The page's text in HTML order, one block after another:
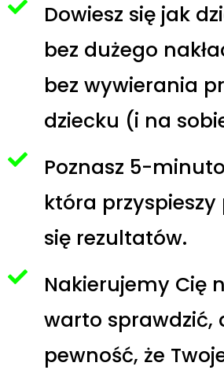
Dowiesz się jak
bez dużego
bez wywierania
dziecku (i na
Poznasz 5-
która
się rezultatów.
Nakierujemy Cię
warto sprawdzić,
pewność, że